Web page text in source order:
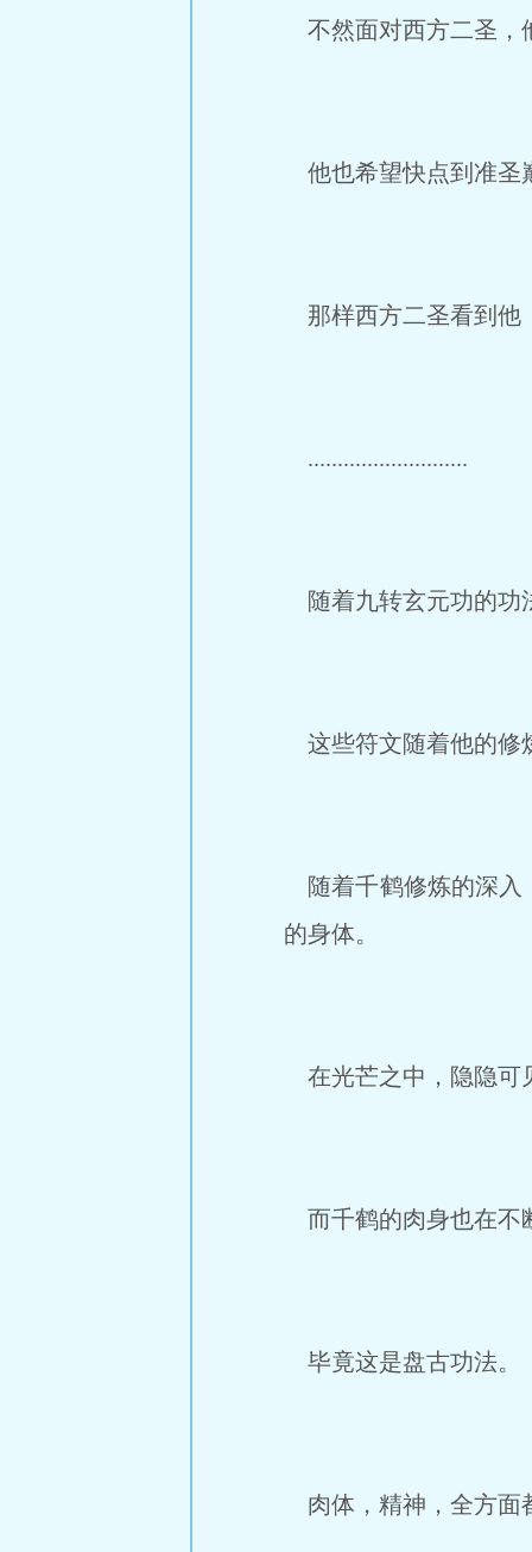
不然面对西方二圣，
他也希望快点到准圣
那样西方二圣看到他
...........................
随着九转玄元功的功
这些符文随着他的修
随着千鹤修炼的深入
的身体。
在光芒之中，隐隐可
而千鹤的肉身也在不
毕竟这是盘古功法。
肉体，精神，全方面